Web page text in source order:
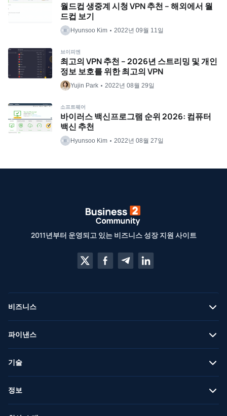
월드컵 생중계 시청 VPN 추천 – 해외에서 월
드컵 보기
Hyunsoo Kim 2022년 09월 11일
최고의 VPN 추천 – 2026년 스트리밍 및 개인
정보 보호를 위한 최고의 VPN
Yujin Park 2022년 08월 29일
브이피엔
바이러스 백신프로그램 순위 2026: 컴퓨터
백신 추천
Hyunsoo Kim 2022년 08월 27일
소프트웨어
2011년부터 운영되고 있는 비즈니스 성장 지원 사이트
비즈니스
파이낸스
기술
정보